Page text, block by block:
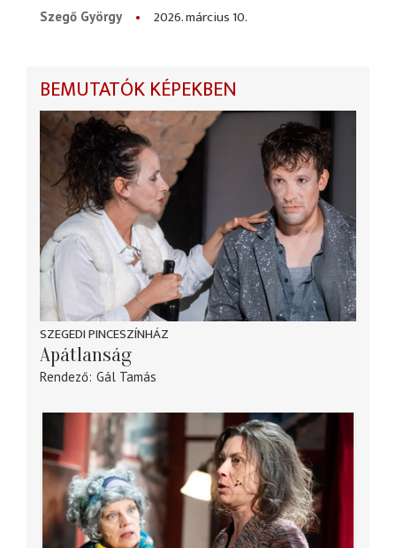
Szegő György
2026. március 10.
BEMUTATÓK KÉPEKBEN
SZEGEDI PINCESZÍNHÁZ
Apátlanság
Rendező Gál Tamás